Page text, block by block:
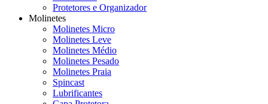
Protetores e Organizador
Molinetes
Molinetes Micro
Molinetes Leve
Molinetes Médio
Molinetes Pesado
Molinetes Praia
Spincast
Lubrificantes